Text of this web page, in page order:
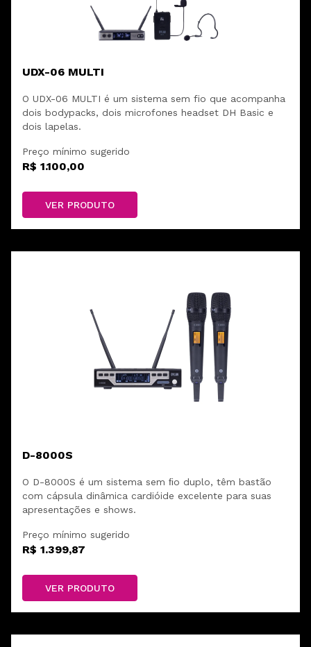
UDX-06 MULTI
O UDX-06 MULTI é um sistema sem fio que acompanha
dois bodypacks, dois microfones headset DH Basic e
dois lapelas.
Preço mínimo sugerido
R$ 1.100,00
VER PRODUTO
D-8000S
O D-8000S é um sistema sem ﬁo duplo, têm bastão
com cápsula dinâmica cardióide excelente para suas
apresentações e shows.
Preço mínimo sugerido
R$ 1.399,87
VER PRODUTO